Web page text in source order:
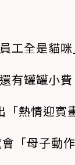
工全是貓
有罐罐小
熱情迎賓
「母子動